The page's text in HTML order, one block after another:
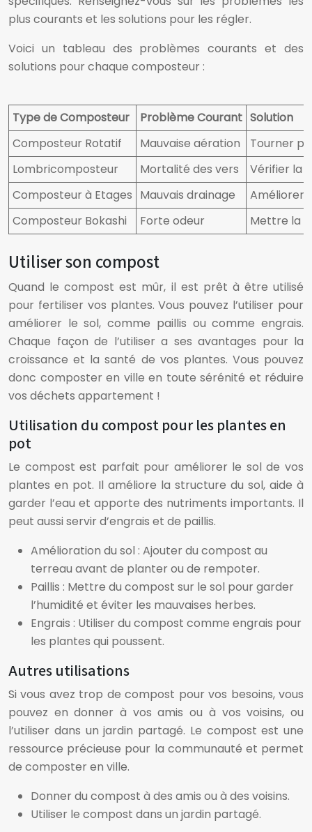
plus courants et les solutions pour les régler.
Voici un tableau des problèmes courants et des
solutions pour chaque composteur :
Type de Composteur Problème Courant Solution
Composteur Rotatif
Mauvaise aération
Tourner
Lombricomposteur
Mortalité des vers
Vérifier la
Composteur à Etages Mauvais drainage
Améliorer
Composteur Bokashi
Forte odeur Mettre la
Utiliser son compost
Quand le compost est mûr, il est prêt à être utilisé
pour fertiliser vos plantes. Vous pouvez l’utiliser pour
améliorer le sol, comme paillis ou comme engrais.
Chaque façon de l’utiliser a ses avantages pour la
croissance et la santé de vos plantes. Vous pouvez
donc composter en ville en toute sérénité et réduire
vos déchets appartement !
Utilisation du compost pour les plantes en
pot
Le compost est parfait pour améliorer le sol de vos
plantes en pot. Il améliore la structure du sol, aide à
garder l’eau et apporte des nutriments importants. Il
peut aussi servir d’engrais et de paillis.
Amélioration du sol : Ajouter du compost au
terreau avant de planter ou de rempoter.
Paillis : Mettre du compost sur le sol pour garder
l’humidité et éviter les mauvaises herbes.
Engrais : Utiliser du compost comme engrais pour
les plantes qui poussent.
Autres utilisations
Si vous avez trop de compost pour vos besoins, vous
pouvez en donner à vos amis ou à vos voisins, ou
l’utiliser dans un jardin partagé. Le compost est une
ressource précieuse pour la communauté et permet
de composter en ville.
Donner du compost à des amis ou à des voisins.
Utiliser le compost dans un jardin partagé.